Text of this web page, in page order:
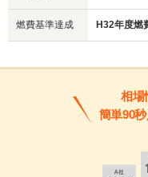
燃費基準達成 H32年度燃
相場
簡単90